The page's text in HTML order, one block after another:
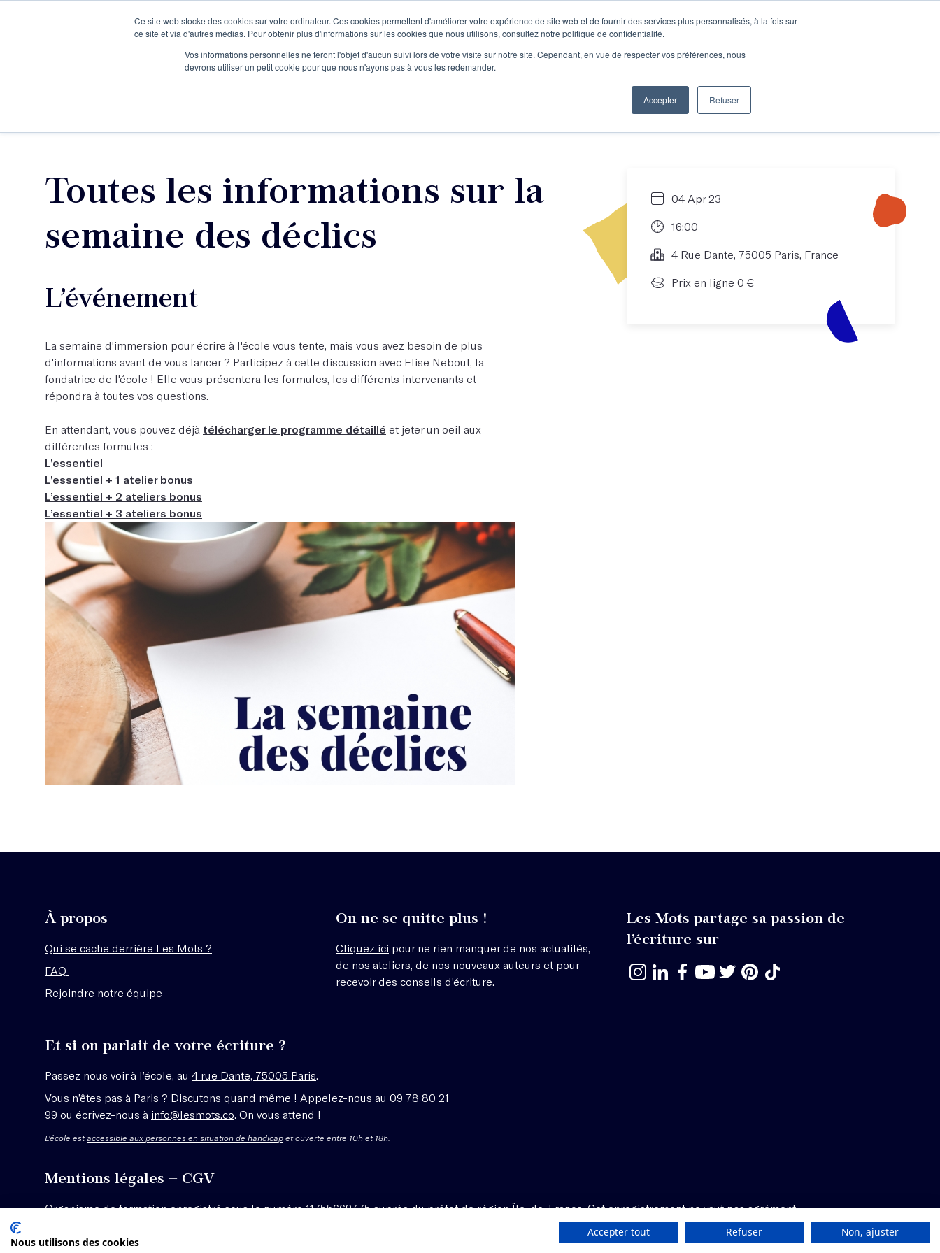
Ce site web stocke des cookies sur votre ordinateur. Ces cookies permettent d'améliorer votre expérience de site web et de fournir des services plus personnalisés, à la fois sur
ce site et via d'autres médias. Pour obtenir plus d'informations sur les cookies que nous utilisons, consultez notre politique de confidentialité.
Vos informations personnelles ne feront l'objet d'aucun suivi lors de votre visite sur notre site. Cependant, en vue de respecter vos préférences, nous
devrons utiliser un petit cookie pour que nous n'ayons pas à vous les redemander.
Accepter Refuser
Je participe à une session d’information Le podcast L'infolettre Se connecter Je découvre les ateliers
Entreprises
04 Apr 23
16:00
4 Rue Dante, 75005 Paris, France
Prix en ligne 0 €
Toutes les informations sur la
semaine des déclics
L’événement
La semaine d'immersion pour écrire à l'école vous tente, mais vous avez besoin de plus
d'informations avant de vous lancer ? Participez à cette discussion avec Elise Nebout, la
fondatrice de l'école ! Elle vous présentera les formules, les différents intervenants et
répondra à toutes vos questions.
En attendant, vous pouvez déjà télécharger le programme détaillé et jeter un oeil aux
différentes formules :
L’essentiel
L’essentiel + 1 atelier bonus
L’essentiel + 2 ateliers bonus
L’essentiel + 3 ateliers bonus
À propos
Qui se cache derrière Les Mots ?
FAQ
Rejoindre notre équipe
On ne se quitte plus !
Cliquez ici pour ne rien manquer de nos actualités,
de nos ateliers, de nos nouveaux auteurs et pour
recevoir des conseils d’écriture.
Les Mots partage sa passion de
l’écriture sur
Et si on parlait de votre écriture ?
Passez nous voir à l’école, au 4 rue Dante, 75005 Paris
Vous n’êtes pas à Paris ? Discutons quand même ! Appelez-nous au 09 78 80 21
99 ou écrivez-nous à info@lesmots.co . On vous attend !
L'école estaccessible aux personnes en situation de handicap et ouverte entre 10h et 18h.
Mentions légales – CGV
Organisme de formation enregistré sous le numéro 11755662775 auprès du préfet de région Île-de-France. Cet enregistrement ne vaut pas agrément.
Nous utilisons des cookies
Accepter tout Refuser Non, ajuster